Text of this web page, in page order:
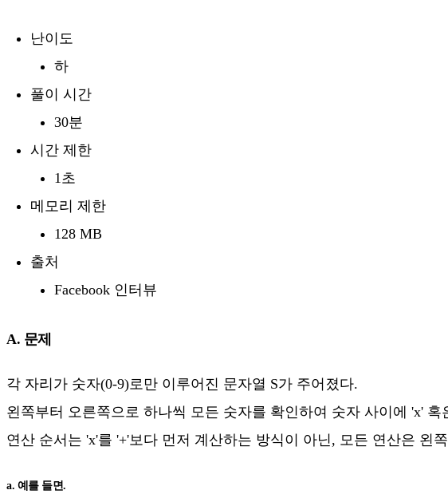
난이도
하
풀이 시간
30분
시간 제한
1초
메모리 제한
128 MB
출처
Facebook 인터뷰
A. 문제
각 자리가 숫자(0-9)로만 이루어진 문자열 S가 주어졌다.
왼쪽부터 오른쪽으로 하나씩 모든 숫자를 확인하여 숫자 사이에 'x'
연산 순서는 'x'를 '+'보다 먼저 계산하는 방식이 아닌, 모든 연산은 왼
a. 예를 들면.